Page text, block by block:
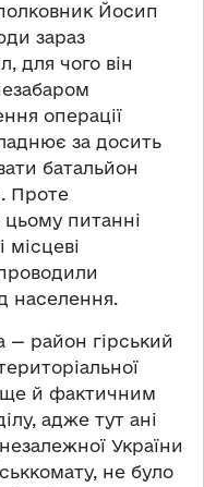
Йосип
зараз
для чого він
операції
за досить
батальйон
Проте
питанні
місцеві
населення.
— район гірський
ще й фактичним
адже тут ані
України
не було